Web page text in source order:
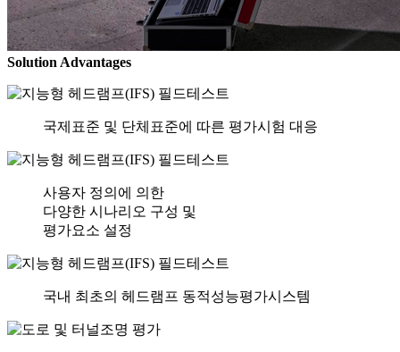
Solution Advantages
국제표준 및 단체표준에 따른 평가시험 대응
사용자 정의에 의한
다양한 시나리오 구성 및
평가요소 설정
국내 최초의 헤드램프 동적성능평가시스템